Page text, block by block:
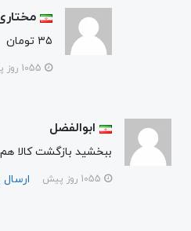
۳۵ تومان
ابوالفضل
ببخشید بازگشت کالا